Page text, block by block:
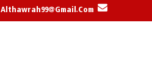
Althawrah99@gmail.com